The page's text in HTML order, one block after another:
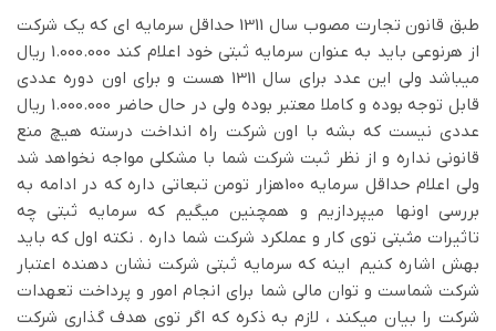
طبق قانون تجارت مصوب سال 1311 حداقل سرمایه ای که یک شرکت
از هرنوعی باید به عنوان سرمایه ثبتی خود اعلام کند 1.000.000 ریال
میباشد ولی این عدد برای سال 1311 هست و برای اون دوره عددی
قابل توجه بوده و کاملا معتبر بوده ولی در حال حاضر 1.000.000 ریال
عددی نیست که بشه با اون شرکت راه انداخت درسته هیچ منع
قانونی نداره و از نظر ثبت شرکت شما با مشکلی مواجه نخواهد شد
ولی اعلام حداقل سرمایه 100هزار تومن تبعاتی داره که در ادامه به
بررسی اونها میپردازیم و همچنین میگیم که سرمایه ثبتی چه
تاثیرات مثبتی توی کار و عملکرد شرکت شما داره . نکته اول که باید
بهش اشاره کنیم اینه که سرمایه ثبتی شرکت نشان دهنده اعتبار
شرکت شماست و توان مالی شما برای انجام امور و پرداخت تعهدات
شرکت را بیان میکند ، لازم به ذکره که اگر توی هدف گذاری شرکت